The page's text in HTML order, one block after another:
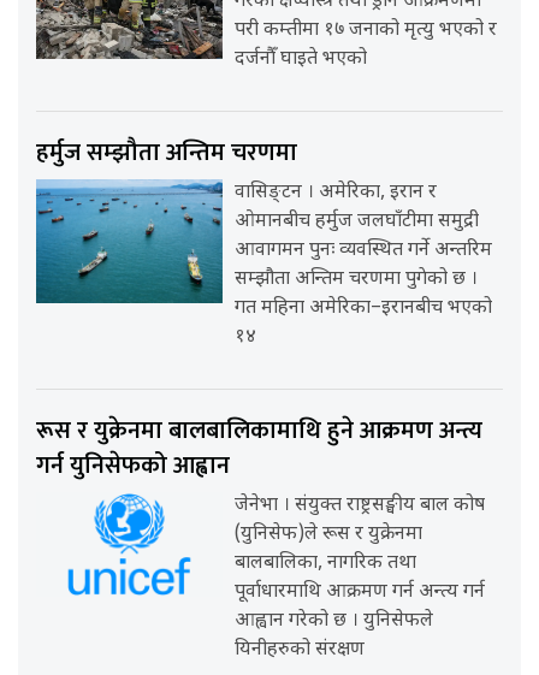
परी कम्तीमा १७ जनाको मृत्यु भएको र
दर्जनौँ घाइते भएको
हर्मुज सम्झौता अन्तिम चरणमा
वासिङ्टन । अमेरिका, इरान र
ओमानबीच हर्मुज जलघाँटीमा समुद्री
आवागमन पुनः व्यवस्थित गर्ने अन्तरिम
सम्झौता अन्तिम चरणमा पुगेको छ ।
गत महिना अमेरिका–इरानबीच भएको
१४
रूस र युक्रेनमा बालबालिकामाथि हुने आक्रमण अन्त्य
गर्न युनिसेफको आह्वान
जेनेभा । संयुक्त राष्ट्रसङ्घीय बाल कोष
(युनिसेफ)ले रूस र युक्रेनमा
बालबालिका, नागरिक तथा
पूर्वाधारमाथि आक्रमण गर्न अन्त्य गर्न
आह्वान गरेको छ । युनिसेफले
यिनीहरुको संरक्षण